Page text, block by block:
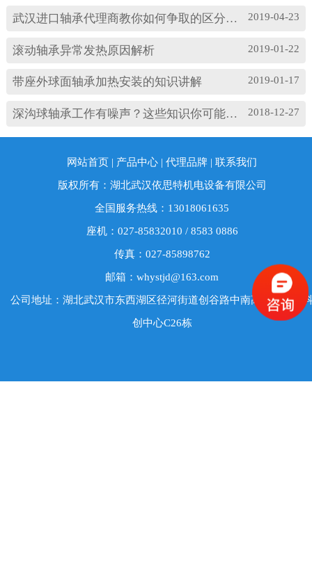
松；(3)轴承与轴套配合过松；(4)润滑油有杂质；
损坏等。 另外，造成耐高温轴承出现异常振...
2019-04-23
武汉进口轴承代理商教你如何争取的区分高速轴承和低速轴承
2019-01-22
滚动轴承异常发热原因解析
2019-01-17
带座外球面轴承加热安装的知识讲解
2018-12-27
深沟球轴承工作有噪声？这些知识你可能忽略了
网站首页 | 产品中心 |代理品牌 |联系我们
版权所有：湖北武汉依思特机电设备有限公司
全国服务热线：13018061635
座机：027-85832010 / 8583 0886
传真：027-85898762
邮箱：whystjd@163.com
公司地址：湖北武汉市东西湖区径河街道创谷路中南高科东西湖
创中心C26栋